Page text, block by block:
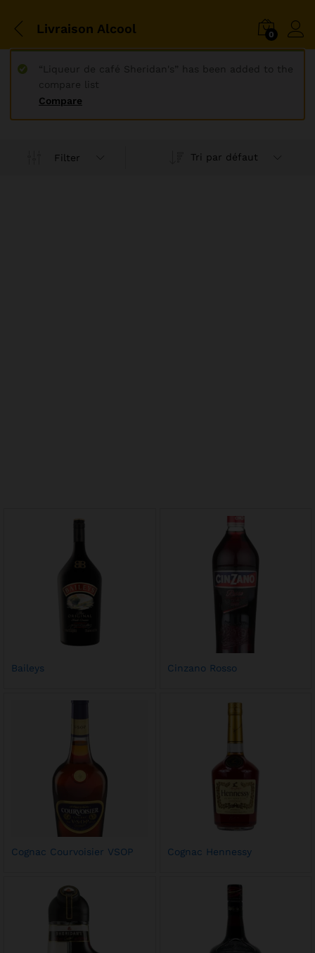
Livraison Alcool 0
Compare
“Liqueur de café Sheridan's” has been added to the
compare list
Filter Tri par défaut
Baileys Cinzano Rosso
Cognac Courvoisier VSOP Cognac Hennessy